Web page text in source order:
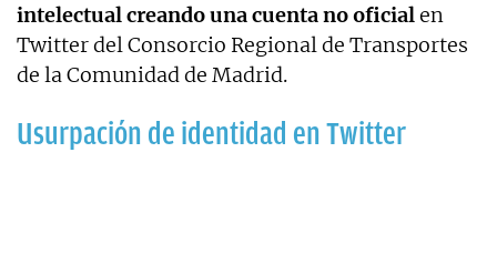
intelectual creando una cuenta no oficialen
Twitter del Consorcio Regional de Transportes
de la Comunidad de Madrid.
Usurpación de identidad en Twitter